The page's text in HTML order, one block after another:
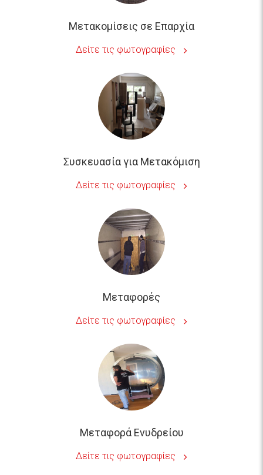
Μετακομίσεις σε Επαρχία
Δείτε τις φωτογραφίες
Συσκευασία για Μετακόμιση
Δείτε τις φωτογραφίες
Μεταφορές
Δείτε τις φωτογραφίες
Μεταφορά Ενυδρείου
Δείτε τις φωτογραφίες